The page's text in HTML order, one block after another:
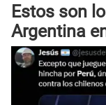
Estos son
Argentina